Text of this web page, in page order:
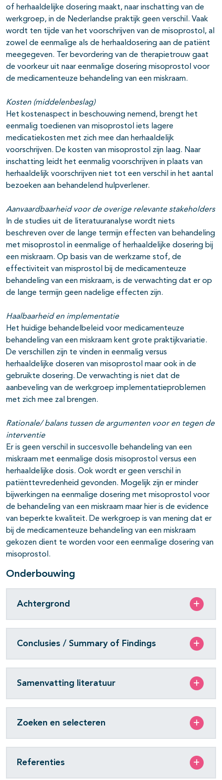
of herhaaldelijke dosering maakt, naar inschatting van de
werkgroep, in de Nederlandse praktijk geen verschil. Vaak
wordt ten tijde van het voorschrijven van de misoprostol, al
zowel de eenmalige als de herhaaldosering aan de patiënt
meegegeven. Ter bevordering van de therapietrouw gaat
de voorkeur uit naar eenmalige dosering misoprostol voor
de medicamenteuze behandeling van een miskraam.
Kosten (middelenbeslag)
Het kostenaspect in beschouwing nemend, brengt het
eenmalig toedienen van misoprostol iets lagere
medicatiekosten met zich mee dan herhaaldelijk
voorschrijven. De kosten van misoprostol zijn laag. Naar
inschatting leidt het eenmalig voorschrijven in plaats van
herhaaldelijk voorschrijven niet tot een verschil in het aantal
bezoeken aan behandelend hulpverlener.
Aanvaardbaarheid voor de overige relevante stakeholders
In de studies uit de literatuuranalyse wordt niets
beschreven over de lange termijn effecten van behandeling
met misoprostol in eenmalige of herhaaldelijke dosering bij
een miskraam. Op basis van de werkzame stof, de
effectiviteit van misprostol bij de medicamenteuze
behandeling van een miskraam, is de verwachting dat er op
de lange termijn geen nadelige effecten zijn.
Haalbaarheid en implementatie
Het huidige behandelbeleid voor medicamenteuze
behandeling van een miskraam kent grote praktijkvariatie.
De verschillen zijn te vinden in eenmalig versus
herhaaldelijke doseren van misoprostol maar ook in de
gebruikte dosering. De verwachting is niet dat de
aanbeveling van de werkgroep implementatieproblemen
met zich mee zal brengen.
Rationale/ balans tussen de argumenten voor en tegen de
interventie
Er is geen verschil in succesvolle behandeling van een
miskraam met eenmalige dosis misoprostol versus een
herhaaldelijke dosis. Ook wordt er geen verschil in
patiënttevredenheid gevonden. Mogelijk zijn er minder
bijwerkingen na eenmalige dosering met misoprostol voor
de behandeling van een miskraam maar hier is de evidence
van beperkte kwaliteit. De werkgroep is van mening dat er
bij de medicamenteuze behandeling van een miskraam
gekozen dient te worden voor een eenmalige dosering van
misoprostol.
Onderbouwing
Achtergrond
Conclusies / Summary of Findings
Samenvatting literatuur
Zoeken en selecteren
Referenties